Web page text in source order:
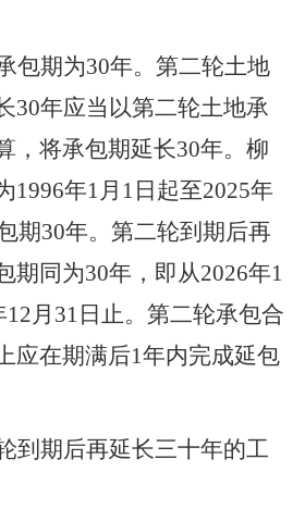
包期为30年。第二轮土地
30年应当以第二轮土地承
，将承包期延长30年。柳
1996年1月 1 日起至2025年
期30年。第二轮到期后再
期同为30年，即从2026年1
12月 31 日止。第二轮承包合
应在期满后1年内完成延包
到期后再延长三十年的工